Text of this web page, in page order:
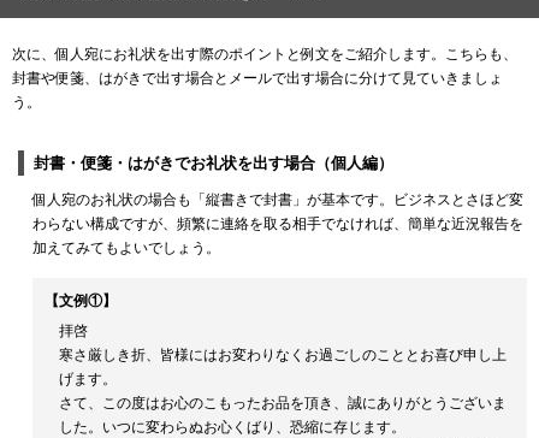
次に、個人宛にお礼状を出す際のポイントと例文をご紹介します。こちらも、
封書や便箋、はがきで出す場合とメールで出す場合に分けて見ていきましょ
う。
封書・便箋・はがきでお礼状を出す場合（個人編）
個人宛のお礼状の場合も「縦書きで封書」が基本です。ビジネスとさほど変
わらない構成ですが、頻繁に連絡を取る相手でなければ、簡単な近況報告を
加えてみてもよいでしょう。
【文例①】
拝啓
寒さ厳しき折、皆様にはお変わりなくお過ごしのこととお喜び申し上
げます。
さて、この度はお心のこもったお品を頂き、誠にありがとうございま
した。いつに変わらぬお心くばり、恐縮に存じます。